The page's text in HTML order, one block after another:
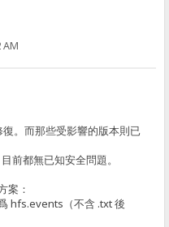
AM
。而那些受影響的版本則已
前都無已知安全問題。
案：
hfs.events（不含 .txt 後